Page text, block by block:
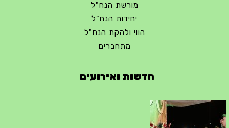
מורשת הנח"ל
יחידות הנח"ל
הווי ולהקת הנח"ל
מתחברים
חדשות ואירועים